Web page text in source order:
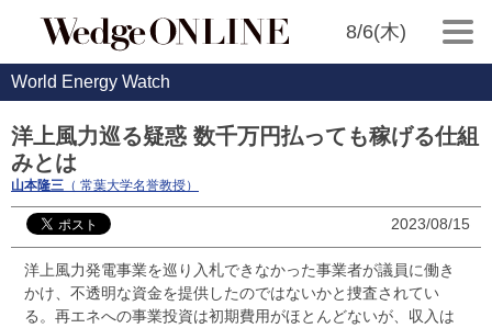
8/6(木)
World Energy Watch
洋上風力巡る疑惑 数千万円払っても稼げる仕組
みとは
山本隆三 （ 常葉大学名誉教授）
2023/08/15
洋上風力発電事業を巡り入札できなかった事業者が議員に働き
かけ、不透明な資金を提供したのではないかと捜査されてい
る。再エネへの事業投資は初期費用がほとんどないが、収入は